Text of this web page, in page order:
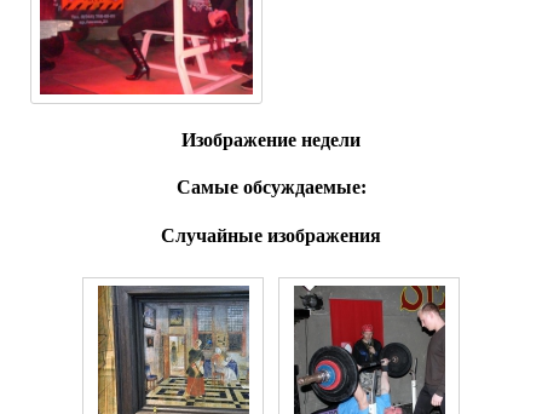
Изображение недели
Самые обсуждаемые:
Случайные изображения